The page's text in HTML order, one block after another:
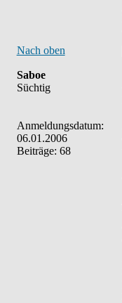
Nach oben
Saboe
Süchtig
Anmeldungsdatum:
06.01.2006
Beiträge: 68